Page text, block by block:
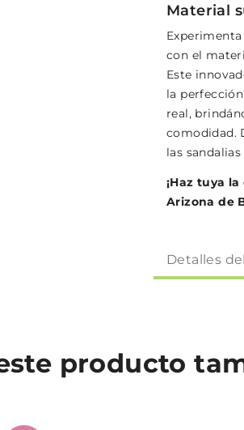
Material
con el
Este
la
real,
comodidad.
las
¡Haz tuya
Arizona de
Detalles
producto